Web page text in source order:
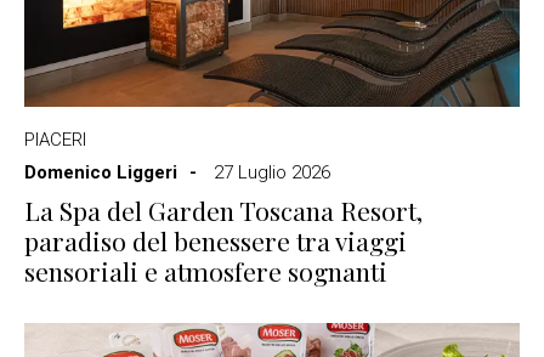
PIACERI
Domenico Liggeri
27 Luglio 2026
La Spa del Garden Toscana Resort,
paradiso del benessere tra viaggi
sensoriali e atmosfere sognanti